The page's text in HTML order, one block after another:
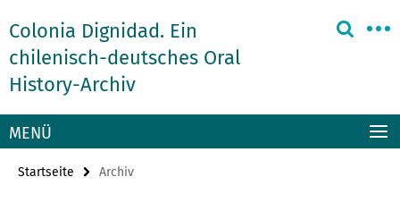
direkt
zu
Inhalt
Colonia Dignidad. Ein
chilenisch-deutsches Oral
History-Archiv
Service-
Navigation
MENÜ
Startseite Archiv